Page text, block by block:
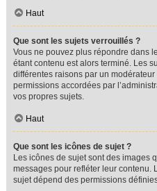
Haut
Que sont les sujets verrouillés ?
Vous ne pouvez plus répondre dans
étant contenu est alors terminé. Les
différentes raisons par un
permissions accordées par
vos propres sujets.
Haut
Que sont les icônes de sujet ?
Les icônes de sujet sont des images
messages pour refléter leur contenu.
sujet dépend des permissions